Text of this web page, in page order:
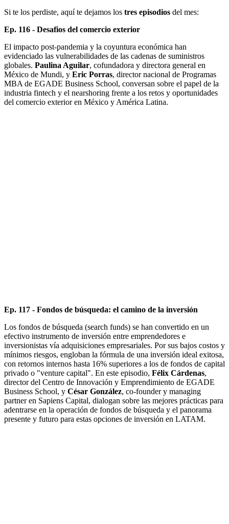
Si te los perdiste, aquí te dejamos los tres episodios del mes:
Ep. 116 - Desafios del comercio exterior
El impacto post-pandemia y la coyuntura económica han
evidenciado las vulnerabilidades de las cadenas de suministros
globales. Paulina Aguilar, cofundadora y directora general en
México de Mundi, y Eric Porras, director nacional de Programas
MBA de EGADE Business School, conversan sobre el papel de la
industria fintech y el nearshoring frente a los retos y oportunidades
del comercio exterior en México y América Latina.
Ep. 117 - Fondos de búsqueda: el camino de la inversión
Los fondos de búsqueda (search funds) se han convertido en un
efectivo instrumento de inversión entre emprendedores e
inversionistas vía adquisiciones empresariales. Por sus bajos costos y
mínimos riesgos, engloban la fórmula de una inversión ideal exitosa,
con retornos internos hasta 16% superiores a los de fondos de capital
privado o "venture capital". En este episodio, Félix Cárdenas,
director del Centro de Innovación y Emprendimiento de EGADE
Business School, y César González, co-founder y managing
partner en Sapiens Capital, dialogan sobre las mejores prácticas para
adentrarse en la operación de fondos de búsqueda y el panorama
presente y futuro para estas opciones de inversión en LATAM.